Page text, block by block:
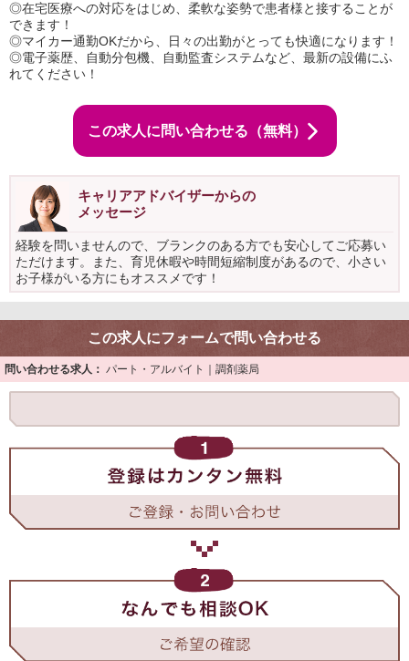
◎在宅医療への対応をはじめ、柔軟な姿勢で患者様と接することが
できます！
◎マイカー通勤OKだから、日々の出勤がとっても快適になります！
◎電子薬歴、自動分包機、自動監査システムなど、最新の設備にふ
れてください！
この求人に問い合わせる（無料）
キャリアアドバイザーからの
メッセージ
経験を問いませんので、ブランクのある方でも安心してご応募い
ただけます。また、育児休暇や時間短縮制度があるので、小さい
お子様がいる方にもオススメです！
この求人にフォームで問い合わせる
問い合わせる求人： パート・アルバイト｜調剤薬局